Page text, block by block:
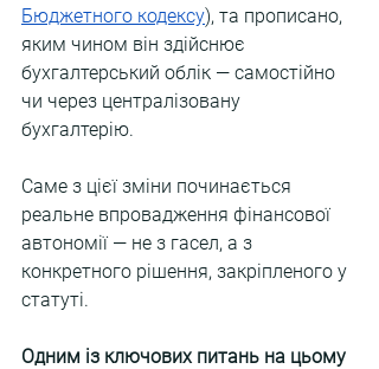
Бюджетного кодексу), та прописано,
яким чином він здійснює
бухгалтерський облік — самостійно
чи через централізовану
бухгалтерію.
Саме з цієї зміни починається
реальне впровадження фінансової
автономії — не з гасел, а з
конкретного рішення, закріпленого у
статуті.
Одним із ключових питань на цьому